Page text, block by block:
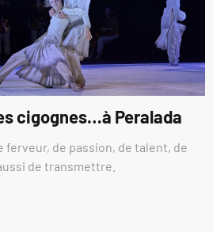
cigognes…à Peralada
ferveur, de passion, de talent, de
de transmettre.